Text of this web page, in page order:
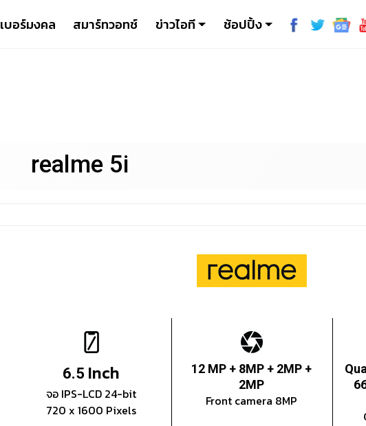
เบอร์มงคล สมาร์ทวอทช์ ข่าวไอที ช้อปปิ้ง
realme 5i
6.5 Inch
จอ IPS-LCD 24-bit
720 x 1600 Pixels
12 MP + 8MP + 2MP +
2MP
Front camera 8MP